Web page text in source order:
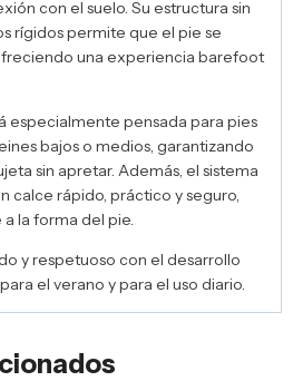
con el suelo. Su estructura sin
rígidos permite que el pie se
una experiencia barefoot
especialmente pensada para pies
bajos o medios, garantizando
sin apretar. Además, el sistema
calce rápido, práctico y seguro,
la forma del pie.
y respetuoso con el desarrollo
el verano y para el uso diario.